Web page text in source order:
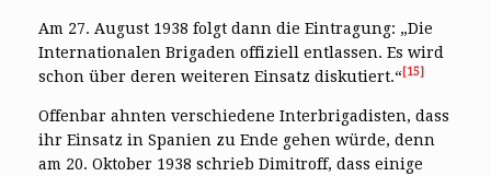
Am 27. August 1938 folgt dann die Eintragung: „Die
Internationalen Brigaden offiziell entlassen. Es wird
schon über deren weiteren Einsatz diskutiert.“[15]
Offenbar ahnten verschiedene Interbrigadisten, dass
ihr Einsatz in Spanien zu Ende gehen würde, denn
am 20. Oktober 1938 schrieb Dimitroff, dass einige